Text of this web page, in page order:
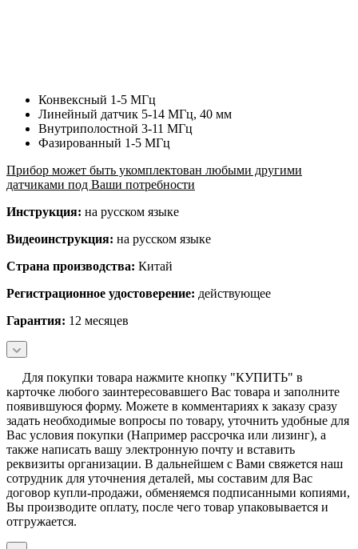
Конвексный 1-5 МГц
Линейный датчик 5-14 МГц, 40 мм
Внутриполостной 3-11 МГц
Фазированный 1-5 МГц
Прибор может быть укомплектован любыми другими
датчиками под Ваши потребности
Инструкция: на русском языке
Видеоинструкция: на русском языке
Страна производства: Китай
Регистрационное удостоверение: действующее
Гарантия: 12 месяцев
Для покупки товара нажмите кнопку "КУПИТЬ" в
карточке любого заинтересовавшего Вас товара и заполните
появившуюся форму. Можете в комментариях к заказу сразу
задать необходимые вопросы по товару, уточнить удобные для
Вас условия покупки (Например рассрочка или лизинг), а
также написать вашу электронную почту и вставить
реквизиты организации. В дальнейшем с Вами свяжется наш
сотрудник для уточнения деталей, мы составим для Вас
договор купли-продажи, обменяемся подписанными копиями,
Вы производите оплату, после чего товар упаковывается и
отгружается.